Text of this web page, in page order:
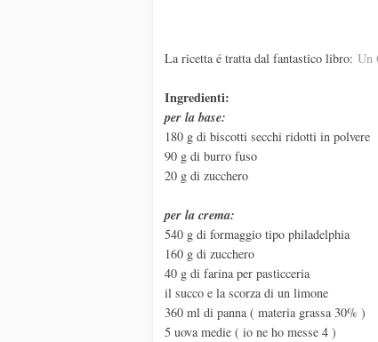
La ricetta é tratta dal fantastico libro: Un
Ingredienti:
per la base:
180 g di biscotti secchi ridotti in polvere
90 g di burro fuso
20 g di zucchero
per la crema:
540 g di formaggio tipo philadelphia
160 g di zucchero
40 g di farina per pasticceria
il succo e la scorza di un limone
360 ml di panna ( materia grassa 30% )
5 uova medie ( io ne ho messe 4 )